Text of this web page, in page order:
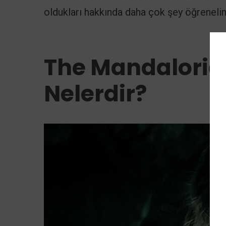
oldukları hakkında daha çok şey
The
Nelerdir?